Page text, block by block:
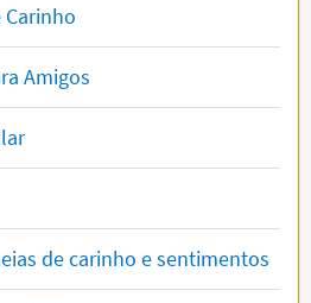
Carinho
Amigos
de carinho e sentimentos